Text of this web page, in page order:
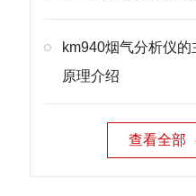
km940烟气分析仪
原理介绍
查看全部